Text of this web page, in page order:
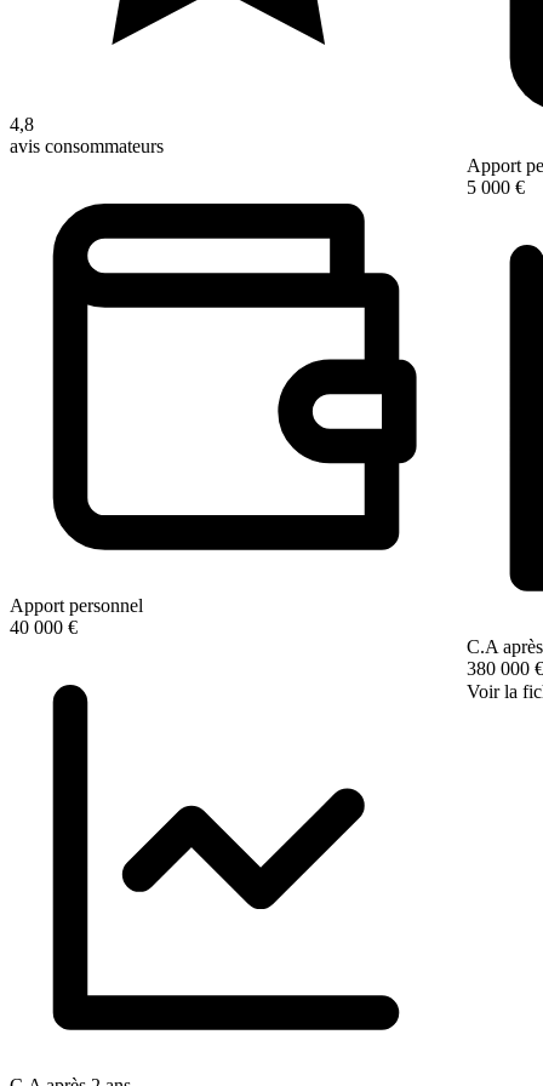
4,8
avis consommateurs
Apport personnel
40 000 €
Apport
5 000 €
C.A
380 000 €
Voir la